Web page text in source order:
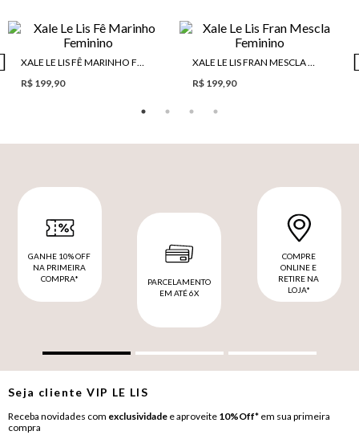
XALE LE LIS FÊ MARINHO FEMININO
R$ 199,90
XALE LE LIS FRAN MESCLA FEMININO
R$ 199,90
GANHE 10% OFF
NA PRIMEIRA
COMPRA*
PARCELAMENTO
EM ATÉ 6X
COMPRE
ONLINE E
RETIRE NA
LOJA*
Seja clienteVIP LE LIS
Receba novidades com exclusividade e aproveite 10%Off* em sua primeira
compra